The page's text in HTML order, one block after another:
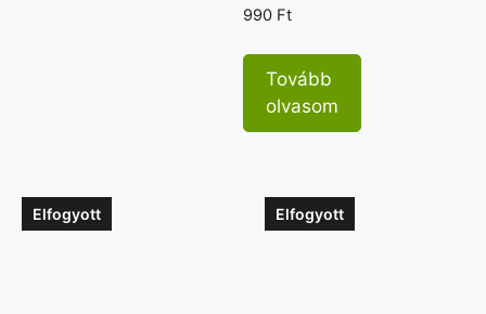
990 Ft
Tovább
olvasom
Elfogyott Elfogyott